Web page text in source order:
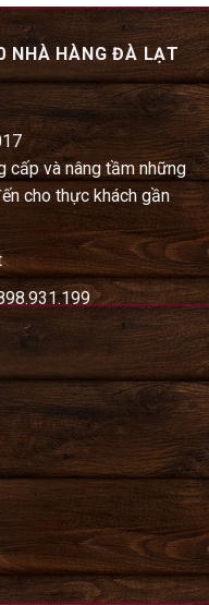
NHÀ HÀNG ĐÀ LẠT
cấp và nâng tầm những
cho thực khách gần